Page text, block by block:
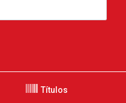
Títulos